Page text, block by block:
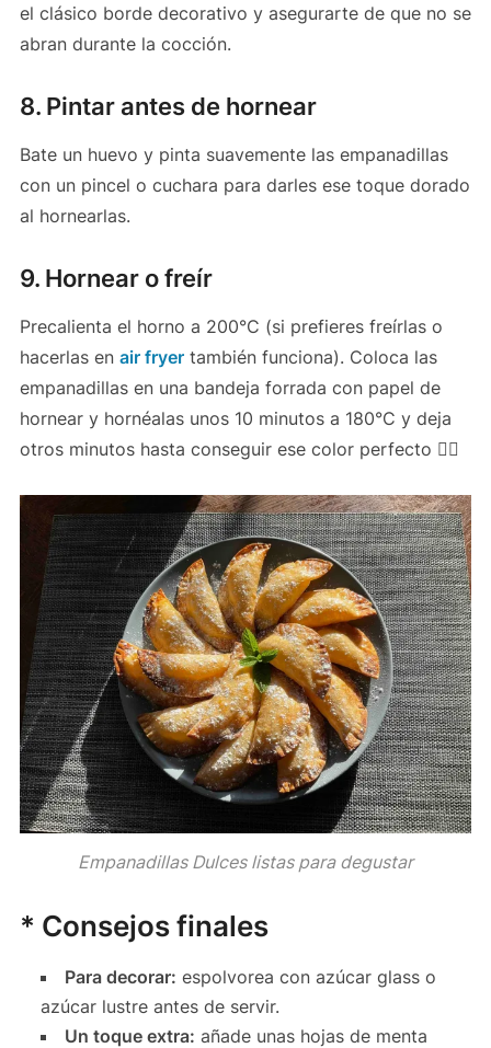
el clásico borde decorativo y asegurarte de que no se
abran durante la cocción.
8. Pintar antes de hornear
Bate un huevo y pinta suavemente las empanadillas
con un pincel o cuchara para darles ese toque dorado
al hornearlas.
9. Hornear o freír
Precalienta el horno a 200°C (si prefieres freírlas o
hacerlas en air fryertambién funciona). Coloca las
empanadillas en una bandeja forrada con papel de
hornear y hornéalas unos 10 minutos a 180°C y deja
otros minutos hasta conseguir ese color perfecto 👌🏻
Empanadillas Dulces listas para degustar
* Consejos finales
Para decorar: espolvorea con azúcar glass o
azúcar lustre antes de servir.
Un toque extra: añade unas hojas de menta